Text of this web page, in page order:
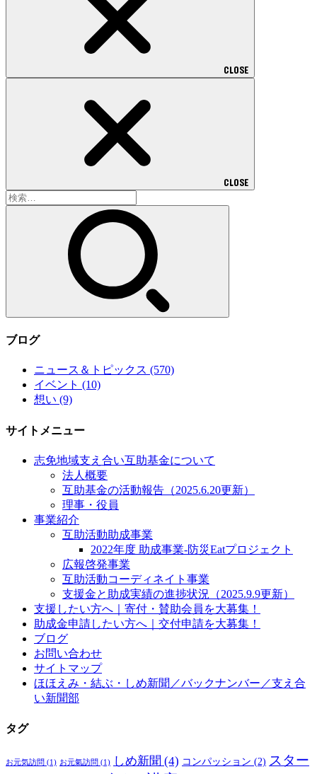
CLOSE
CLOSE
検
索:
ブログ
ニュース＆トピックス (570)
イベント (10)
想い (9)
サイトメニュー
志免地域支え合い互助基金について
法人概要
互助基金の活動報告（2025.6.20更新）
理事・役員
事業紹介
互助活動助成事業
2022年度 助成事業-防災Eatプロジェクト
広報啓発事業
互助活動コーディネイト事業
支援金と助成実績の進捗状況（2025.9.9更新）
支援したい方へ｜寄付・賛助会員を大募集！
助成金申請したい方へ｜交付申請を大募集！
ブログ
お問い合わせ
サイトマップ
ほほえみ・結ぶ・しめ新聞／バックナンバー／支え合
い新聞部
タグ
お元気訪問 (1) お元氣訪問 (1) しめ新聞 (4) コンパッション (2) スター